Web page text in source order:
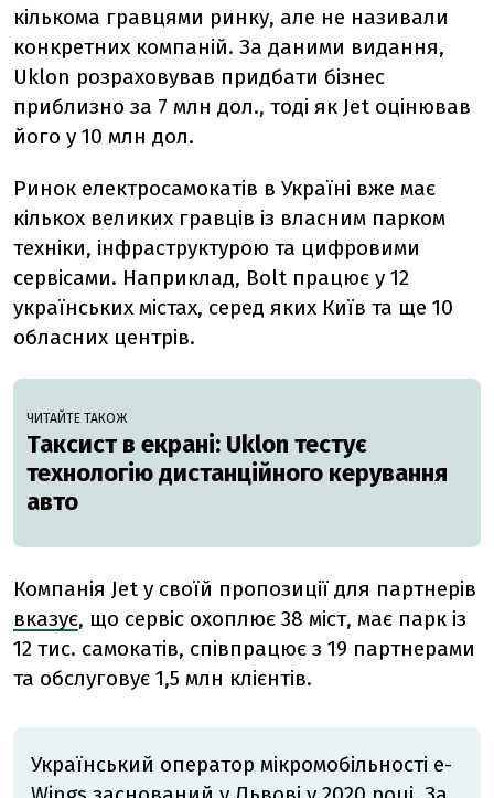
кількома гравцями ринку, але не називали
конкретних компаній. За даними видання,
Uklon розраховував придбати бізнес
приблизно за 7 млн дол., тоді як Jet оцінював
його у 10 млн дол.
Ринок електросамокатів в Україні вже має
кількох великих гравців із власним парком
техніки, інфраструктурою та цифровими
сервісами. Наприклад, Bolt працює у 12
українських містах, серед яких Київ та ще 10
обласних центрів.
ЧИТАЙТЕ ТАКОЖ
Таксист в екрані: Uklon тестує
технологію дистанційного керування
авто
Компанія Jet у своїй пропозиції для партнерів
вказує, що сервіс охоплює 38 міст, має парк із
12 тис. самокатів, співпрацює з 19 партнерами
та обслуговує 1,5 млн клієнтів.
Український оператор мікромобільності e-